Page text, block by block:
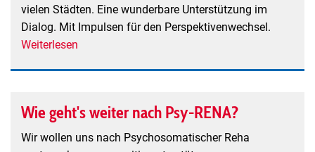
vielen Städten. Eine wunderbare Unterstützung im
Dialog. Mit Impulsen für den Perspektivenwechsel.
Weiterlesen
Café
Wie geht's weiter nach Psy-RENA?
Wir wollen uns nach Psychosomatischer Reha